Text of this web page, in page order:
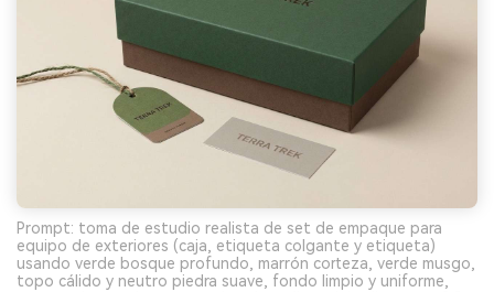
Prompt: toma de estudio realista de set de empaque para
equipo de exteriores (caja, etiqueta colgante y etiqueta)
usando verde bosque profundo, marrón corteza, verde musgo,
topo cálido y neutro piedra suave, fondo limpio y uniforme,